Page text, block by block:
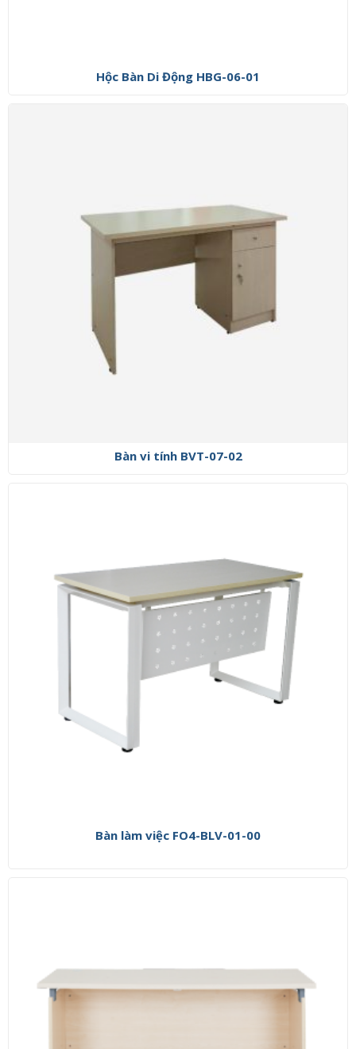
Hộc Bàn Di Động HBG-06-01
Bàn vi tính BVT-07-02
Bàn làm việc FO4-BLV-01-00